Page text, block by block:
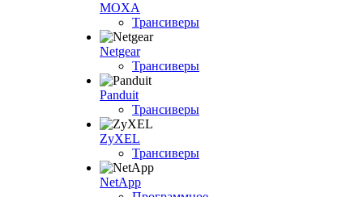
MOXA
Трансиверы
Netgear
Трансиверы
Panduit
Трансиверы
ZyXEL
Трансиверы
NetApp